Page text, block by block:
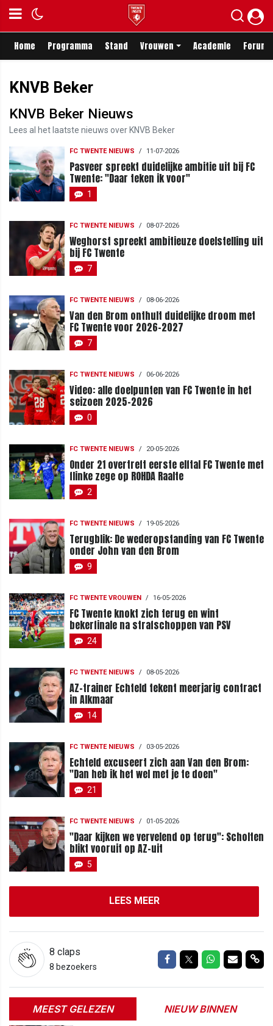
Home Programma Stand Vrouwen Academie Forum
KNVB Beker
KNVB Beker Nieuws
Lees al het laatste nieuws over KNVB Beker
FC TWENTE NIEUWS / 11-07-2026
Pasveer spreekt duidelijke ambitie uit bij FC
Twente: "Daar teken ik voor"
1
FC TWENTE NIEUWS / 08-07-2026
Weghorst spreekt ambitieuze doelstelling uit
bij FC Twente
7
FC TWENTE NIEUWS / 08-06-2026
Van den Brom onthult duidelijke droom met
FC Twente voor 2026-2027
7
FC TWENTE NIEUWS / 06-06-2026
Video: alle doelpunten van FC Twente in het
seizoen 2025-2026
0
FC TWENTE NIEUWS / 20-05-2026
Onder 21 overtreft eerste elftal FC Twente met
flinke zege op ROHDA Raalte
2
FC TWENTE NIEUWS / 19-05-2026
Terugblik: De wederopstanding van FC Twente
onder John van den Brom
9
FC TWENTE VROUWEN / 16-05-2026
FC Twente knokt zich terug en wint
bekerfinale na strafschoppen van PSV
24
FC TWENTE NIEUWS / 08-05-2026
AZ-trainer Echteld tekent meerjarig contract
in Alkmaar
14
FC TWENTE NIEUWS / 03-05-2026
Echteld excuseert zich aan Van den Brom:
"Dan heb ik het wel met je te doen"
21
FC TWENTE NIEUWS / 01-05-2026
"Daar kijken we vervelend op terug": Scholten
blikt vooruit op AZ-uit
5
LEES MEER
8 claps
8 bezoekers
Delen op Facebook
Delen op Twitter
Delen op
Delen
MEEST GELEZEN NIEUW BINNEN